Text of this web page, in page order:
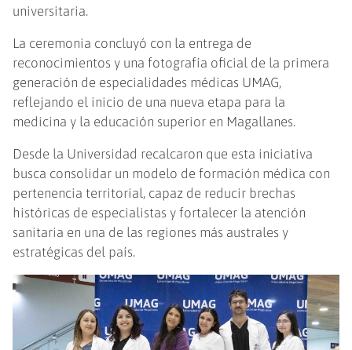
universitaria.
La ceremonia concluyó con la entrega de
reconocimientos y una fotografía oficial de la primera
generación de especialidades médicas UMAG,
reflejando el inicio de una nueva etapa para la
medicina y la educación superior en Magallanes.
Desde la Universidad recalcaron que esta iniciativa
busca consolidar un modelo de formación médica con
pertenencia territorial, capaz de reducir brechas
históricas de especialistas y fortalecer la atención
sanitaria en una de las regiones más australes y
estratégicas del país.